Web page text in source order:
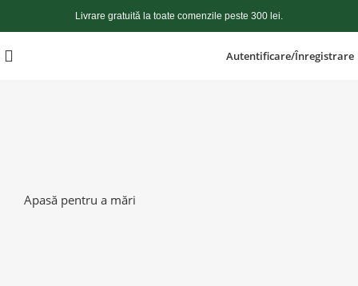
Livrare gratuită la toate comenzile peste 300 lei.
Autentificare/Înregistrare
Apasă pentru a mări